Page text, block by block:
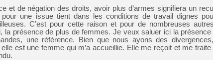
et de négation des droits, avoir plus d’armes signifiera un
une issue tient dans les conditions de travail dignes
C’est pour cette raison et pour de nombreuses
la présence de plus de femmes. Je veux saluer ici la présence
une référence. Bien que nous ayons des
est une femme qui m’a accueillie. Elle me reçoit et me traite